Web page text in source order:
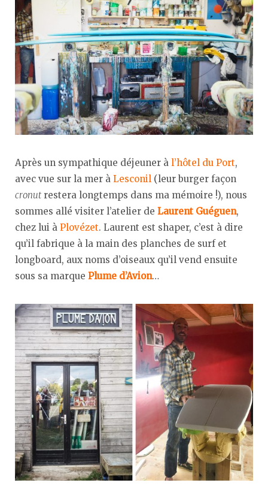
Après un sympathique déjeuner à l’hôtel du Port,
avec vue sur la mer à Lesconil (leur burger façon
cronut restera longtemps dans ma mémoire !), nous
sommes allé visiter l’atelier de Laurent Guéguen,
chez lui à Plovézet. Laurent est shaper, c’est à dire
qu’il fabrique à la main des planches de surf et
longboard, aux noms d’oiseaux qu’il vend ensuite
sous sa marque Plume d’Avion…